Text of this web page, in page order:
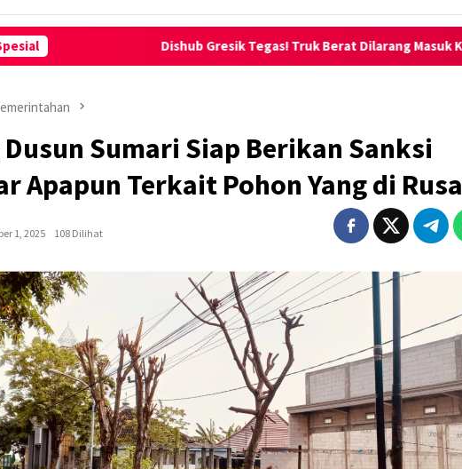
Dishub Gresik Tegas! Truk Berat Dilarang Masuk Kota Saat Jam
Dusun Sumari Siap Berikan Sanksi
Apapun Terkait Pohon Yang di
1, 2025
108 Dilihat